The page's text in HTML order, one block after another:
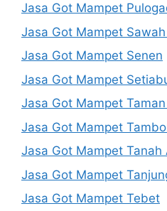
Jasa Got Mampet
Jasa Got Mampet
Jasa Got Mampet Senen
Jasa Got Mampet
Jasa Got Mampet
Jasa Got Mampet
Jasa Got Mampet Tanah
Jasa Got Mampet
Jasa Got Mampet Tebet